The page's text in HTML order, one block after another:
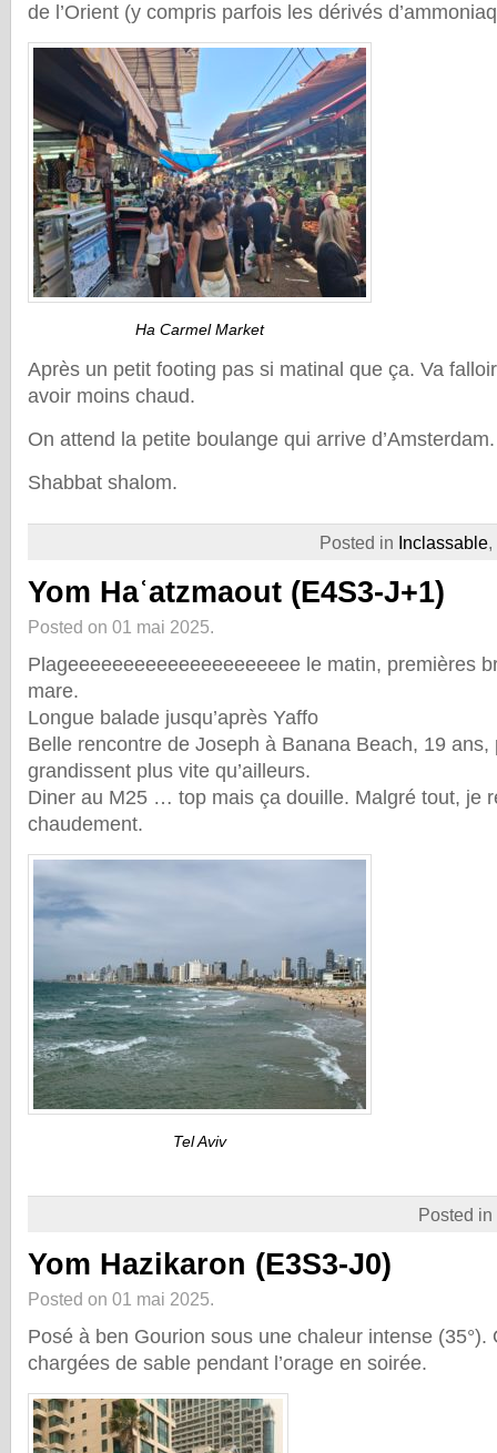
de l’Orient (y compris parfois les dérivés
Ha Carmel Market
Après un petit footing pas si matinal que ça. Va
avoir moins chaud.
On attend la petite boulange qui arrive d’Amsterdam.
Shabbat shalom.
Posted in Inclassable,
Yom Haʿatzmaout (E4S3-J+1)
Posted on 01 mai 2025.
Plageeeeeeeeeeeeeeeeeeeee le matin, premières
mare.
Longue balade jusqu’après Yaffo
Belle rencontre de Joseph à Banana Beach, 19
grandissent plus vite qu’ailleurs.
Diner au M25 … top mais ça douille. Malgré tout, je
chaudement.
Tel Aviv
Posted in
Yom Hazikaron (E3S3-J0)
Posted on 01 mai 2025.
Posé à ben Gourion sous une chaleur intense (35°).
chargées de sable pendant l’orage en soirée.